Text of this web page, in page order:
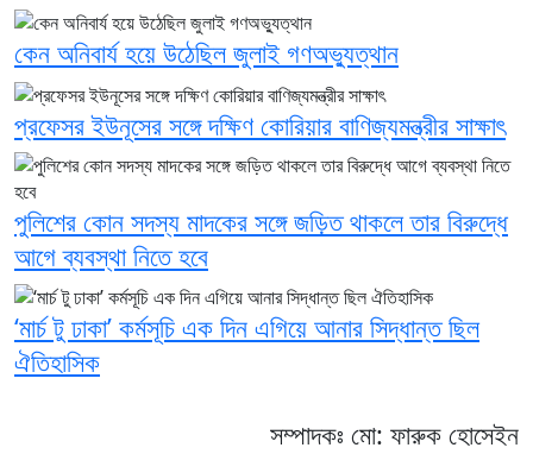
কেন অনিবার্য হয়ে উঠেছিল জুলাই গণঅভ্যুত্থান
প্রফেসর ইউনূসের সঙ্গে দক্ষিণ কোরিয়ার বাণিজ্যমন্ত্রীর সাক্ষাৎ
পুলিশের কোন সদস্য মাদকের সঙ্গে জড়িত থাকলে তার বিরুদ্ধে
আগে ব্যবস্থা নিতে হবে
‘মার্চ টু ঢাকা’ কর্মসূচি এক দিন এগিয়ে আনার সিদ্ধান্ত ছিল
ঐতিহাসিক
সম্পাদকঃ মো: ফারুক হোসেইন